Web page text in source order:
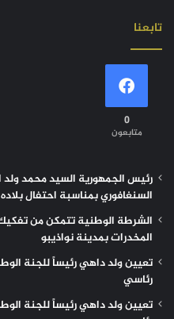
تابعنا
0
متابعون
رئيس الجمهورية السيد محمد
السنغافوري بمناسبة احتفال
الشرطة الوطنية تتمكن من
المخدرات بمدينة نواذيبو
تعيين ولد داهي رئيساً للجنة
رئاسي
تعيين ولد داهي رئيساً للجنة